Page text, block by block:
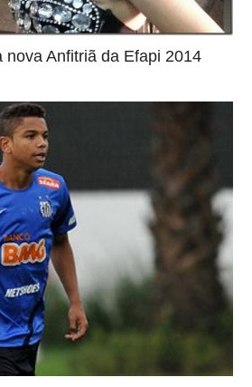
nova Anfitriã da Efapi 2014